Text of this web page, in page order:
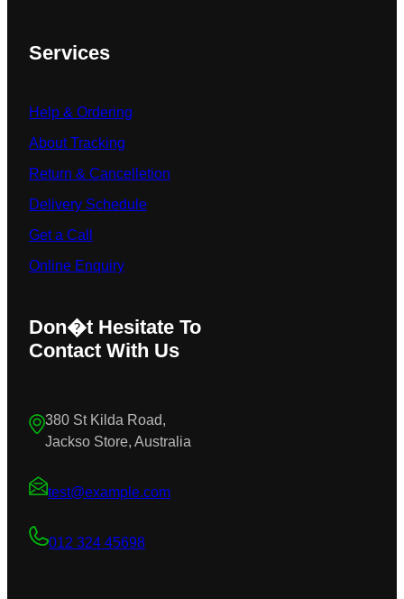
Services
Help & Ordering
About Tracking
Return & Cancelletion
Delivery Schedule
Get a Call
Online Enquiry
Don�t Hesitate To
Contact With Us
380 St Kilda Road,
Jackso Store, Australia
test@example.com
012 324 45698